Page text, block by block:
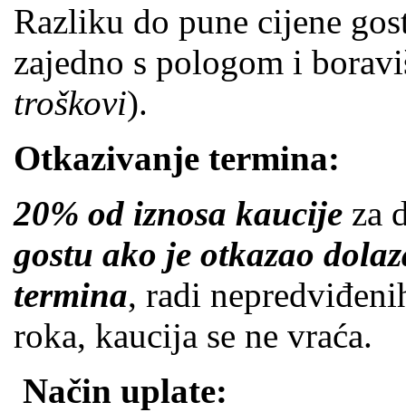
Razliku do pune cijene
zajedno s pologom i
troškovi).
Otkazivanje termina:
20% od iznosa kaucije za
gostu ako je otkazao
termina, radi
roka, kaucija se ne vraća.
Način uplate: